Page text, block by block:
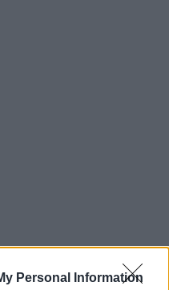
Personal Information